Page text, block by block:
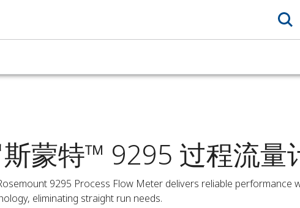
蒙特™ 9295 过程流量
9295 Process Flow Meter delivers reliable performance
eliminating straight run needs.